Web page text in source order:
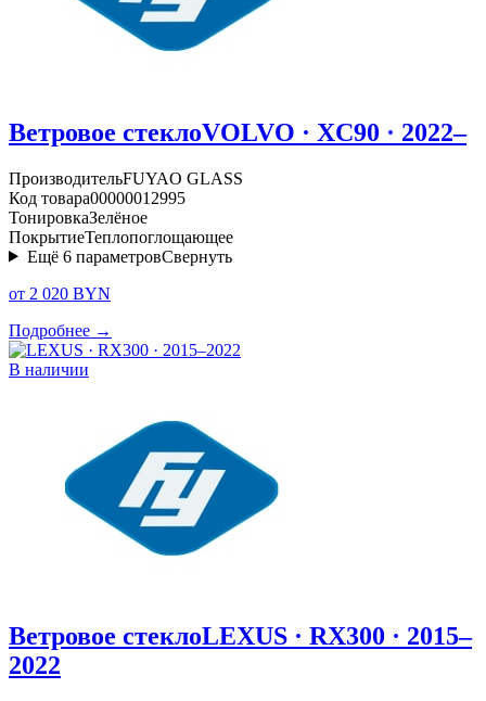
Ветровое стеклоVOLVO · XC90 · 2022–
ПроизводительFUYAO GLASS
Код товара00000012995
ТонировкаЗелёное
ПокрытиеТеплопоглощающее
Ещё 6 параметровСвернуть
от 2 020 BYN
Подробнее →
В наличии
Ветровое стеклоLEXUS · RX300 · 2015–
2022